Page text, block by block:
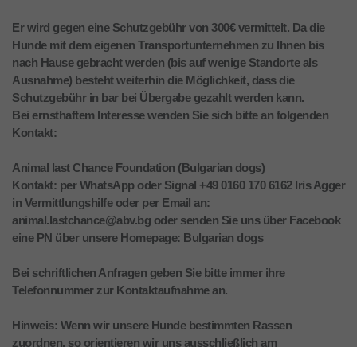
Er wird gegen eine Schutzgebühr von 300€ vermittelt. Da die
Hunde mit dem eigenen Transportunternehmen zu Ihnen bis
nach Hause gebracht werden (bis auf wenige Standorte als
Ausnahme) besteht weiterhin die Möglichkeit, dass die
Schutzgebühr in bar bei Übergabe gezahlt werden kann.
Bei ernsthaftem Interesse wenden Sie sich bitte an folgenden
Kontakt:
Animal last Chance Foundation (Bulgarian dogs)
Kontakt: per WhatsApp oder Signal +49 0160 170 6162 Iris Agger
in Vermittlungshilfe oder per Email an:
animal.lastchance@abv.bg oder senden Sie uns über Facebook
eine PN über unsere Homepage: Bulgarian dogs
Bei schriftlichen Anfragen geben Sie bitte immer ihre
Telefonnummer zur Kontaktaufnahme an.
Hinweis: Wenn wir unsere Hunde bestimmten Rassen
zuordnen, so orientieren wir uns ausschließlich am